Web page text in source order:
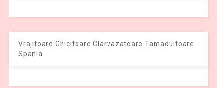
Vrajitoare Ghicitoare Clarvazatoare Tamaduitoare
Spania